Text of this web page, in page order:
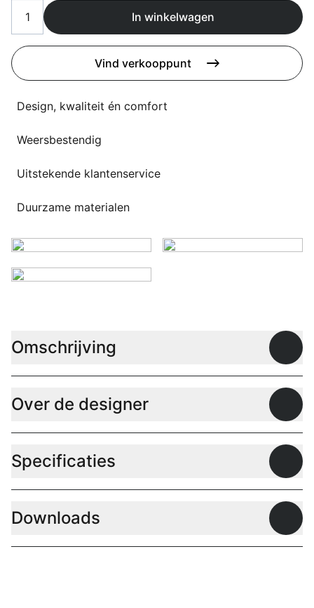
Deals
Flagship stores
Contact
3D modellen
Support
Nieuws
Events
Werken bij
In winkelwagen
Vind verkooppunt
Design, kwaliteit én comfort
Weersbestendig
Uitstekende klantenservice
Duurzame materialen
Omschrijving
Over de designer
Specificaties
Downloads